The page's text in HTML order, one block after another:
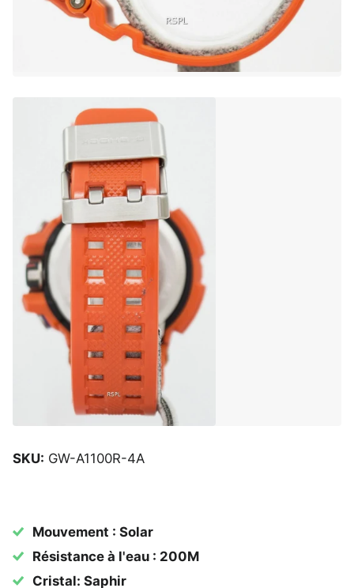
SKU: GW-A1100R-4A
Mouvement : Solar
Résistance à l'eau : 200M
Cristal: Saphir